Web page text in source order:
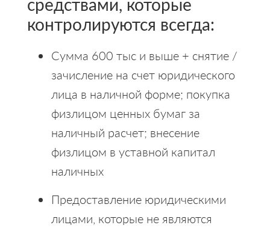
контролируются всегда:
Сумма 600 тыс и выше + снятие /
зачисление на счет юридического
лица в наличной форме; покупка
физлицом ценных бумаг за
наличный расчет; внесение
физлицом в уставной капитал
наличных
Предоставление юридическими
лицами, которые не являются